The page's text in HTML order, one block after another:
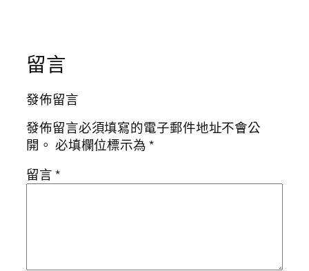
留言
發佈留言
發佈留言必須填寫的電子郵件地址不會公
開。 必填欄位標示為*
留言*